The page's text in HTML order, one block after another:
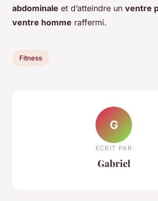
abdominale et d’atteindre un ventre
ventre homme raffermi.
Fitness
G
ECRIT PAR
Gabriel